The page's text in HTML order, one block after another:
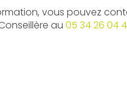
vous pouvez
au 05 34 26 04